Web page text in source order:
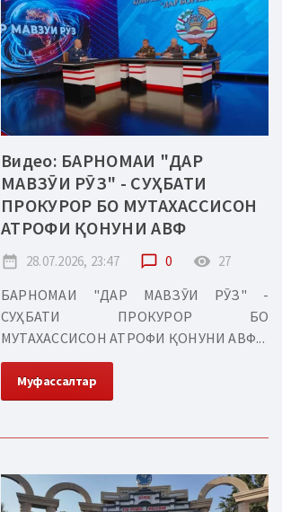
Видео: БАРНОМАИ "ДАР
МАВЗӮИ РӮЗ" - СУҲБАТИ
ПРОКУРОР БО МУТАХАССИСОН
АТРОФИ ҚОНУНИ АВФ
date_range 28.07.2026, 23:47 chat_bubble_outline 0 remove_red_eye 27
БАРНОМАИ "ДАР МАВЗӮИ РӮЗ" -
СУҲБАТИ ПРОКУРОР БО
МУТАХАССИСОН АТРОФИ ҚОНУНИ АВФ...
Муфассалтар